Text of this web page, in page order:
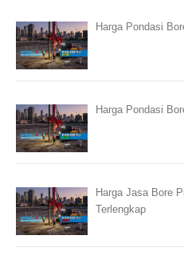
Harga Pondasi
Harga Pondasi
Harga Jasa Bore
Terlengkap